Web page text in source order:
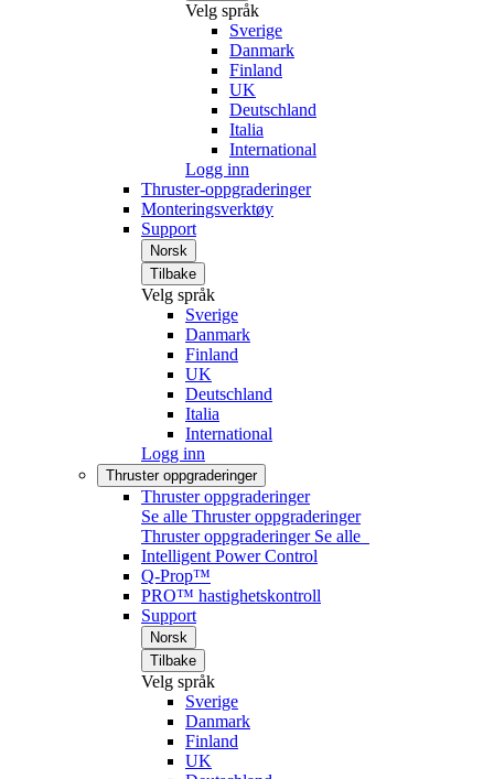
Velg språk
Sverige
Danmark
Finland
UK
Deutschland
Italia
International
Logg inn
Thruster-oppgraderinger
Monteringsverktøy
Support
Norsk
Tilbake
Velg språk
Sverige
Danmark
Finland
UK
Deutschland
Italia
International
Logg inn
Thruster oppgraderinger
Thruster oppgraderinger
Se alle Thruster oppgraderinger
Thruster oppgraderinger Se alle
Intelligent Power Control
Q-Prop™
PRO™ hastighetskontroll
Support
Norsk
Tilbake
Velg språk
Sverige
Danmark
Finland
UK